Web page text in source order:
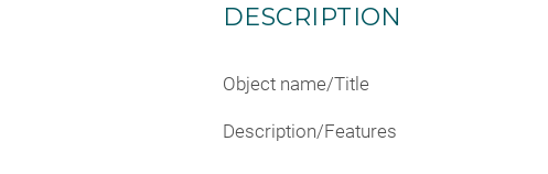
DESCRIPTION
Object name/Title
Description/Features